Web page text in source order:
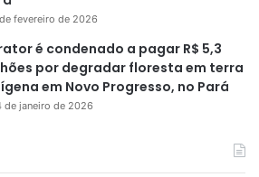
fevereiro de 2026
é condenado a pagar R$ 5,3
por degradar floresta em terra
em Novo Progresso, no Pará
de janeiro de 2026